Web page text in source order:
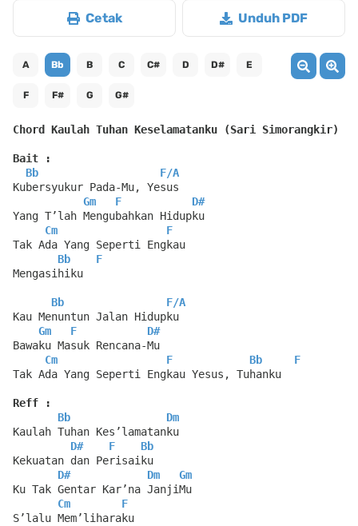
Cetak Unduh PDF
A Bb B C C# D D# E
F F# G G#
Chord Kaulah Tuhan Keselamatanku (Sari Simorangkir)
Bait :
Bb
F/A
Kubersyukur Pada-Mu, Yesus
Gm
F
D#
Yang T’lah Mengubahkan Hidupku
Cm
F
Tak Ada Yang Seperti Engkau
Bb
F
Mengasihiku
Bb F/A
Kau Menuntun Jalan Hidupku
Gm
F
D#
Bawaku Masuk Rencana-Mu
Cm
F Bb
F
Tak Ada Yang Seperti Engkau Yesus, Tuhanku
Reff :
Bb
Dm
Kaulah Tuhan Kes’lamatanku
D#
F
Bb
Kekuatan dan Perisaiku
D#
Dm
Gm
Ku Tak Gentar Kar’na JanjiMu
Cm
F
S’lalu Mem’liharaku